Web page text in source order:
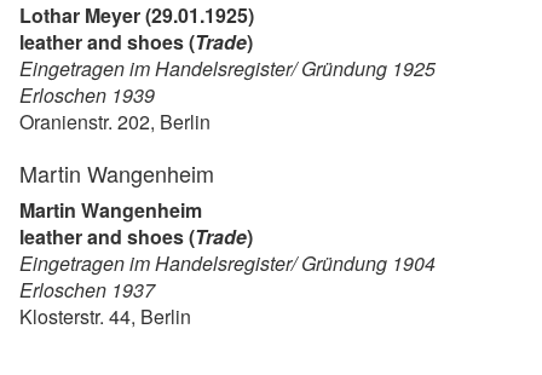
Lothar Meyer (29.01.1925)
leather and shoes (Trade)
Eingetragen im Handelsregister/ Gründung 1925
Erloschen 1939
Oranienstr. 202, Berlin
Martin Wangenheim
Martin Wangenheim
leather and shoes (Trade)
Eingetragen im Handelsregister/ Gründung 1904
Erloschen 1937
Klosterstr. 44, Berlin